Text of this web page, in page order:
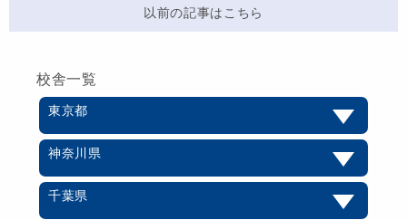
以前の記事はこちら
校舎一覧
東京都
神奈川県
千葉県